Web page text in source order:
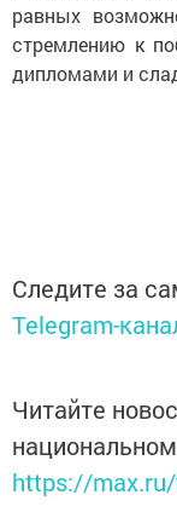
равных
стремлению к
дипломами и
Следите за
Telegram-
Читайте
https://